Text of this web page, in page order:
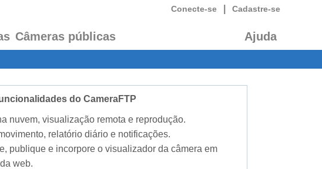
Conecte-se Cadastre-se
Câmeras públicas Ajuda
do CameraFTP
nuvem, visualização remota e reprodução.
relatório diário e notificações.
publique e incorpore o visualizador da câmera em
web.